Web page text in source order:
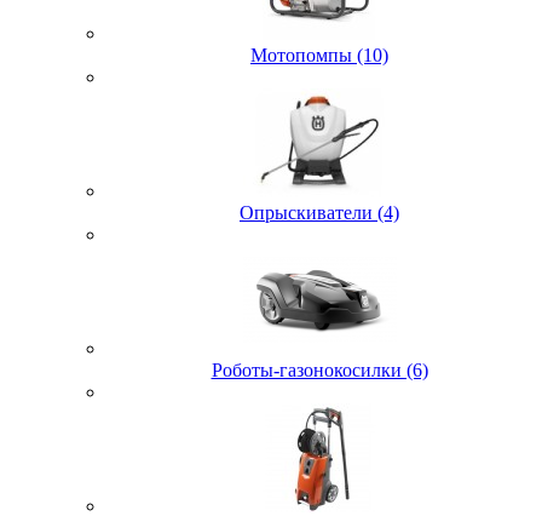
Мотопомпы (10)
Опрыскиватели (4)
Роботы-газонокосилки (6)